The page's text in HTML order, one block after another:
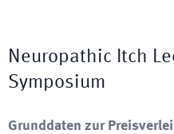
Neuropathic Itch
Symposium
Grunddaten zur